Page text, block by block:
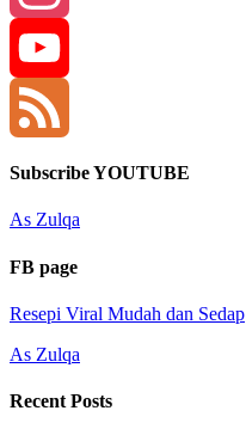
Instagram
YouTube
Channel
Feed
Subscribe YOUTUBE
As Zulqa
FB page
Resepi Viral Mudah dan Sedap
As Zulqa
Recent Posts